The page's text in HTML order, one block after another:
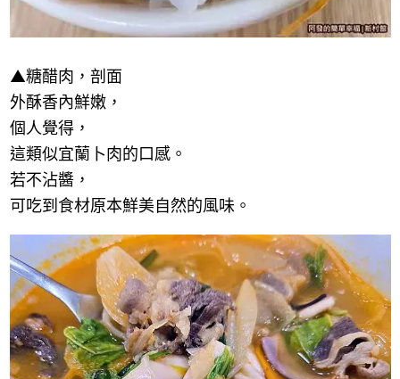
▲糖醋肉，剖面
外酥香內鮮嫩，
個人覺得，
這類似宜蘭卜肉的口感。
若不沾醬，
可吃到食材原本鮮美自然的風味。